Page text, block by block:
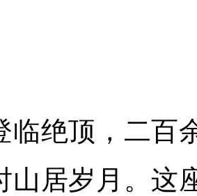
顶，二百余
山居岁月。这